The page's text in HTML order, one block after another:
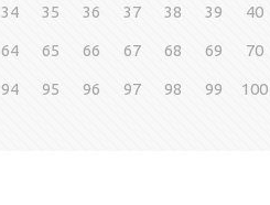
34 35 36 37 38 39 40
64 65 66 67 68 69 70
94 95 96 97 98 99 100